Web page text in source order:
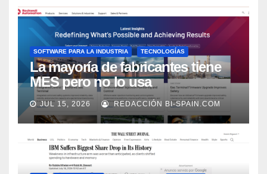
SOFTWARE PARA LA INDUSTRIA TECNOLOGÍAS
La mayoría de fabricantes tiene
MES pero no lo usa
adecuadamente, según Rockwell
Automation
JUL 15, 2026 REDACCIÓN BI-SPAIN.COM